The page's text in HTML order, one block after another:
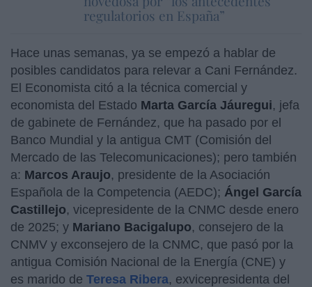
regulatorios en España”
Hace unas semanas, ya se empezó a hablar de
posibles candidatos para relevar a Cani Fernández.
El Economista citó a la técnica comercial y
economista del Estado Marta García Jáuregui, jefa
de gabinete de Fernández, que ha pasado por el
Banco Mundial y la antigua CMT (Comisión del
Mercado de las Telecomunicaciones); pero también
a: Marcos Araujo, presidente de la Asociación
Española de la Competencia (AEDC); Ángel García
Castillejo, vicepresidente de la CNMC desde enero
de 2025; y Mariano Bacigalupo, consejero de la
CNMV y exconsejero de la CNMC, que pasó por la
antigua Comisión Nacional de la Energía (CNE) y
es marido de Teresa Ribera, exvicepresidenta del